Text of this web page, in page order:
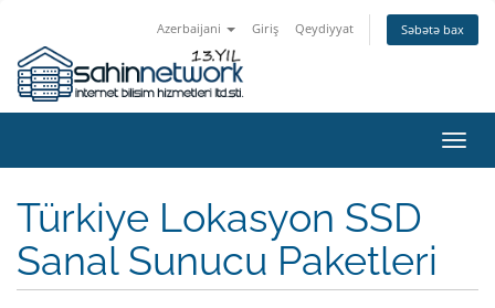
Azerbaijani Giriş Qeydiyyat Səbətə bax
keçid
Türkiye Lokasyon SSD
Sanal Sunucu Paketleri